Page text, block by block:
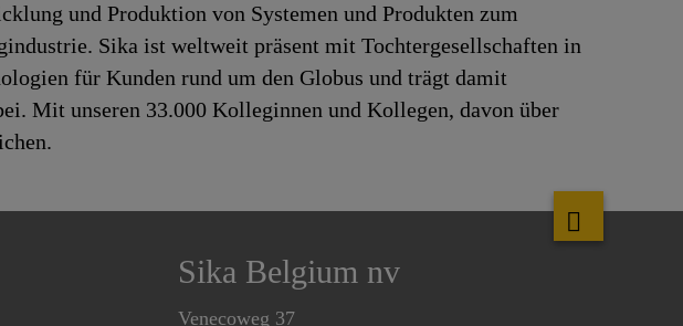
und Produktion von Systemen und Produkten zum
Sika ist weltweit präsent mit Tochtergesellschaften in
für Kunden rund um den Globus und trägt damit
Mit unseren 33.000 Kolleginnen und Kollegen, davon über
Sika Belgium nv
Venecoweg 37